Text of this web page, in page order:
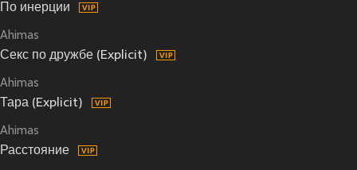
По инерции
Ahimas
Секс по дружбе (Explicit)
Ahimas
Тара (Explicit)
Ahimas
Расстояние